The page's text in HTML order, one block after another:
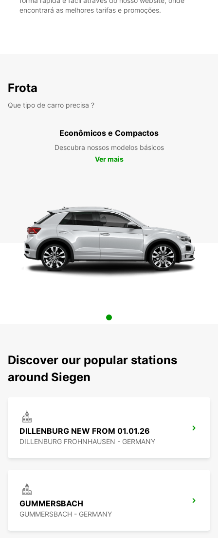
encontrará as melhores tarifas e promoções.
Frota
Que tipo de carro precisa ?
Econômicos e Compactos
Descubra nossos modelos básicos
Ver mais
Discover our popular stations
around Siegen
DILLENBURG NEW FROM 01.01.26
DILLENBURG FROHNHAUSEN - GERMANY
GUMMERSBACH
GUMMERSBACH - GERMANY